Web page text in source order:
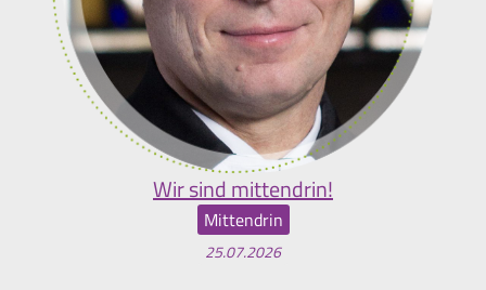
Wir sind mittendrin!
Mittendrin
25.07.2026